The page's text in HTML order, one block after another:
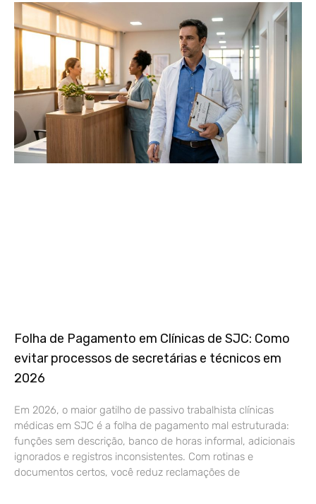
Folha de Pagamento em Clínicas de SJC: Como
evitar processos de secretárias e técnicos em
2026
Em 2026, o maior gatilho de passivo trabalhista clínicas
médicas em SJC é a folha de pagamento mal estruturada:
funções sem descrição, banco de horas informal, adicionais
ignorados e registros inconsistentes. Com rotinas e
documentos certos, você reduz reclamações de